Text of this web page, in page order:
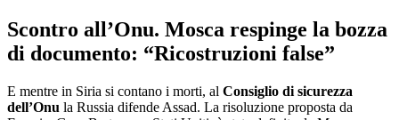
Scontro all’Onu. Mosca respinge la bozza
di documento: “Ricostruzioni false”
E mentre in Siria si contano i morti, al Consiglio di sicurezza
dell’Onu la Russia difende Assad. La risoluzione proposta da